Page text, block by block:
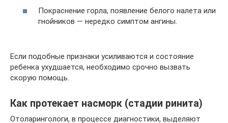
Покраснение горла, появление белого налета или
гнойников — нередко симптом ангины.
Если подобные признаки усиливаются и состояние
ребенка ухудшается, необходимо срочно вызвать
скорую помощь.
Как протекает насморк (стадии ринита)
Отоларингологи, в процессе диагностики, выделяют